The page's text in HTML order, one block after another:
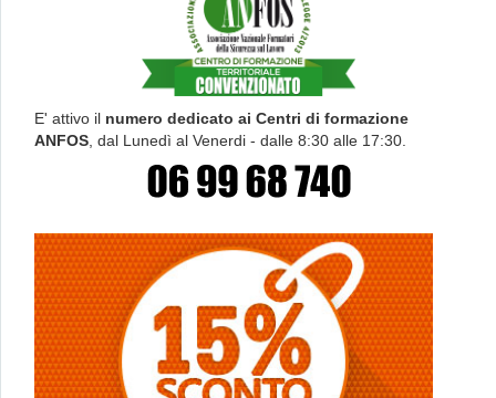
E' attivo il numero dedicato ai Centri di formazione
ANFOS , dal Lunedì al Venerdi - dalle 8:30 alle 17:30.